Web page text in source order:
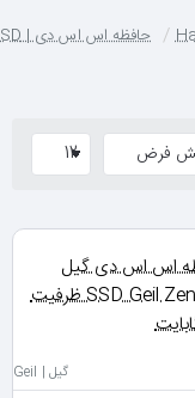
حافظه اس اس دی | SSD
گیل | Geil